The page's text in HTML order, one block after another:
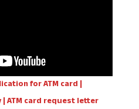
for ATM card |
ATM card request letter